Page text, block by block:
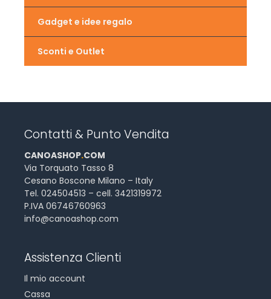
Gadget e idee regalo
Sconti e Outlet
Contatti & Punto Vendita
CANOASHOP.COM
Via Torquato Tasso 8
Cesano Boscone Milano – Italy
Tel. 024504513 – cell. 3421319972
P.IVA 06746760963
info@canoashop.com
Assistenza Clienti
Il mio account
Cassa